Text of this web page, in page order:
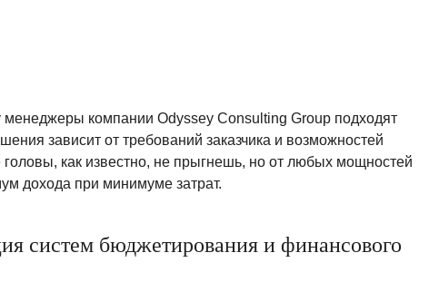
менеджеры компании Odyssey Consulting Group подходят
зависит от требований заказчика и возможностей
как известно, не прыгнешь, но от любых мощностей
дохода при минимуме затрат.
систем бюджетирования и финансового